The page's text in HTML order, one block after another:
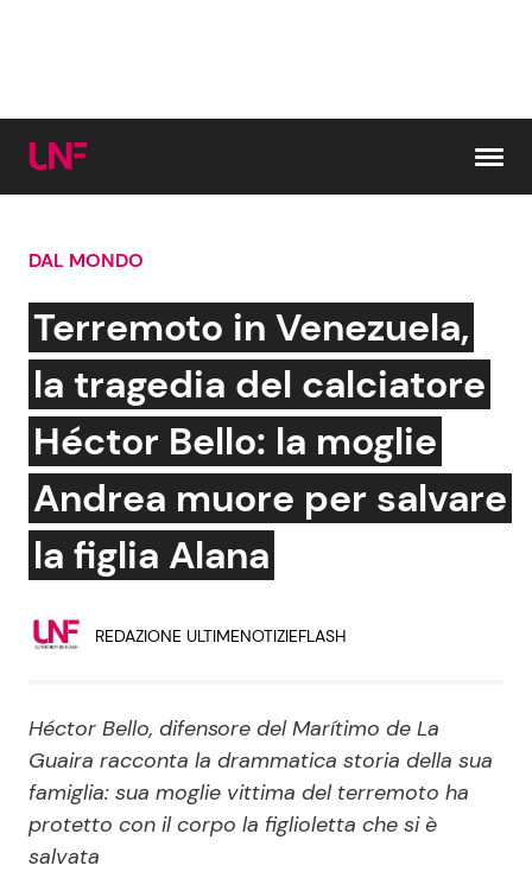
Cerca:
News e Cronaca
Attualità Italiana
Dal Mondo
Economia
Persone Scomparse
Gossip e TV
Bellezze VIP
Soap Opera
ShowBiz Social News
DAL MONDO
Terremoto in Venezuela,
la tragedia del calciatore
Héctor Bello: la moglie
Andrea muore per salvare
la figlia Alana
REDAZIONE ULTIMENOTIZIEFLASH
Héctor Bello, difensore del Marítimo de La
Guaira racconta la drammatica storia della sua
famiglia: sua moglie vittima del terremoto ha
protetto con il corpo la figlioletta che si è
salvata